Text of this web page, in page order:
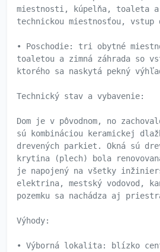
miestnosti, kúpelňa, toaleta a
technickou miestnosťou, vstup
• Poschodie: tri obytné
toaletou a zimná záhrada so
ktorého sa naskytá pekný
Technický stav a vybavenie:
Dom je v pôvodnom, no
sú kombináciou keramickej
drevených parkiet. Okná sú
krytina (plech) bola
je napojený na všetky
elektrina, mestský vodovod,
pozemku sa nachádza aj
Výhody:
• Výborná lokalita: blízko